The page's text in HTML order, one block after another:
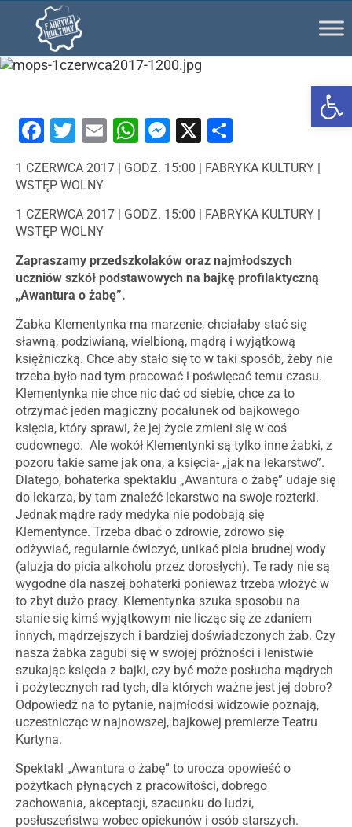
Facebook
Twitter
EmailWhatsApp
Messenger
X
1 CZERWCA 2017 | GODZ. 15:00 | FABRYKA KULTURY |
WSTĘP WOLNY
1 CZERWCA 2017 | GODZ. 15:00 | FABRYKA KULTURY |
WSTĘP WOLNY
Zapraszamy przedszkolaków oraz najmłodszych
uczniów szkół podstawowych na bajkę profilaktyczną
„Awantura o żabę”.
Żabka Klementynka ma marzenie, chciałaby stać się
sławną, podziwianą, wielbioną, mądrą i wyjątkową
księżniczką. Chce aby stało się to w taki sposób, żeby nie
trzeba było nad tym pracować i poświęcać temu czasu.
Klementynka nie chce nic dać od siebie, chce za to
otrzymać jeden magiczny pocałunek od bajkowego
księcia, który sprawi, że jej życie zmieni się w coś
cudownego. Ale wokół Klementynki są tylko inne żabki, z
pozoru takie same jak ona, a księcia- „jak na lekarstwo”.
Dlatego, bohaterka spektaklu „Awantura o żabę” udaje się
do lekarza, by tam znaleźć lekarstwo na swoje rozterki.
Jednak mądre rady medyka nie podobają się
Klementynce. Trzeba dbać o zdrowie, zdrowo się
odżywiać, regularnie ćwiczyć, unikać picia brudnej wody
(aluzja do picia alkoholu przez dorosłych). Te rady nie są
wygodne dla naszej bohaterki ponieważ trzeba włożyć w
to zbyt dużo pracy. Klementynka szuka sposobu na
stanie się kimś wyjątkowym nie licząc się ze zdaniem
innych, mądrzejszych i bardziej doświadczonych żab. Czy
nasza żabka zagubi się w swojej próżności i lenistwie
szukając księcia z bajki, czy być może posłucha mądrych
i pożytecznych rad tych, dla których ważne jest jej dobro?
Odpowiedź na to pytanie, najmłodsi widzowie poznają,
uczestnicząc w najnowszej, bajkowej premierze Teatru
Kurtyna.
Spektakl „Awantura o żabę” to urocza opowieść o
pożytkach płynących z pracowitości, dobrego
zachowania, akceptacji, szacunku do ludzi,
posłuszeństwa wobec opiekunów i osób starszych.